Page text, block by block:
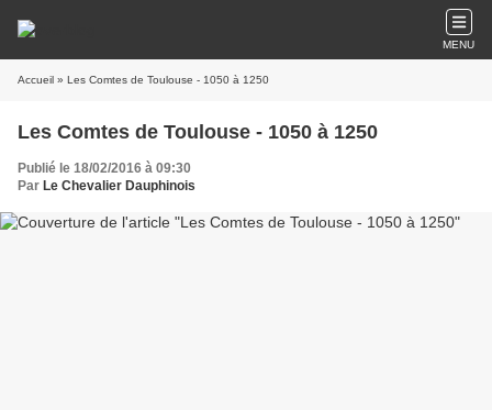
MENU
Accueil » Les Comtes de Toulouse - 1050 à 1250
Les Comtes de Toulouse - 1050 à 1250
Publié le 18/02/2016 à 09:30
Par Le Chevalier Dauphinois